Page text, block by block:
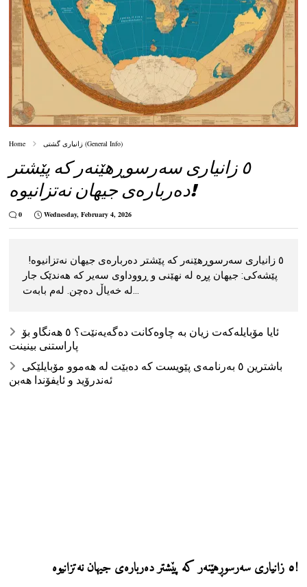
Home زانیاری گشتی (General Info)
٥ زانیاری سەرسوڕهێنەر کە پێشتر
دەربارەی جیهان نەتزانیوە!
0 Wednesday, February 4, 2026
پێشەکی: جیهان پڕە لە نهێنی و ڕووداوی سەیر کە هەندێک جار
لە خەیاڵ دەچن. لەم بابەت...
ئایا مۆبایلەکەت زیان بە چاوەکانت دەگەیەنێت؟ ٥ هەنگاو بۆ
پاراستنی بینینت
باشترین ٥ بەرنامەی پێویست کە دەبێت لە هەموو مۆبایلێکی
ئەندرۆید و ئایفۆندا هەبن
٥ زانیاری سەرسوڕهێنەر کە پێشتر دەربارەی جیهان نەتزانیوە!